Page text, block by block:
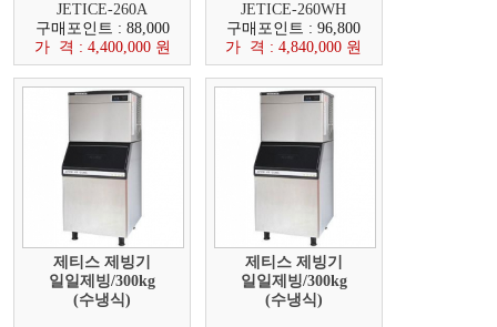
JETICE-260A
구매포인트 : 88,000
가 격 : 4,400,000 원
JETICE-260WH
구매포인트 : 96,800
가 격 : 4,840,000 원
제티스 제빙기
일일제빙/300kg
(수냉식)
제티스 제빙기
일일제빙/300kg
(수냉식)